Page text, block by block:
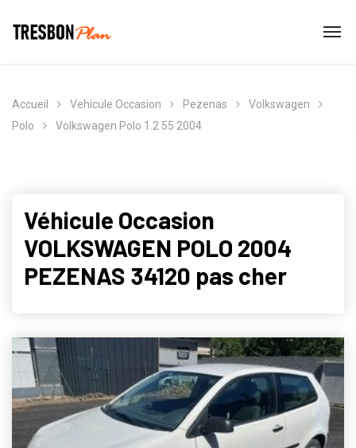
Accueil Vehicule Occasion Pezenas
Volkswagen
Polo
Volkswagen Polo 1.2 55 2004
Véhicule Occasion
VOLKSWAGEN POLO 2004
PEZENAS 34120 pas cher